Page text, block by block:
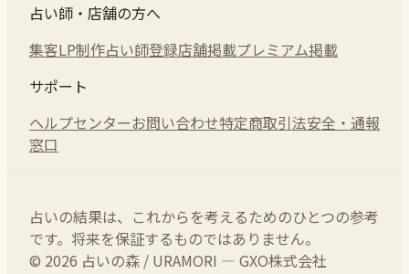
占い師・店舗の方へ
集客LP制作占い師登録店舗掲載プレミアム掲載
サポート
ヘルプセンターお問い合わせ特定商取引法安全・通報
窓口
占いの結果は、これからを考えるためのひとつの参考
です。将来を保証するものではありません。
© 2026 占いの森 / URAMORI — GXO株式会社